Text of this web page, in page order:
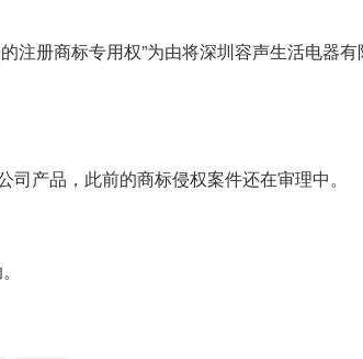
注册商标专用权”为由将深圳容声生活电器
产品，此前的商标侵权案件还在审理中。